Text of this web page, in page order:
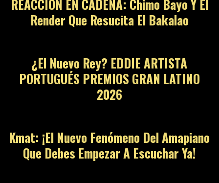
REACCIÓN EN CADENA: Chimo Bayo Y El
Render Que Resucita El Bakalao
¿El Nuevo Rey? EDDIE ARTISTA
PORTUGUÉS PREMIOS GRAN LATINO
2026
Kmat: ¡El Nuevo Fenómeno Del Amapiano
Que Debes Empezar A Escuchar Ya!